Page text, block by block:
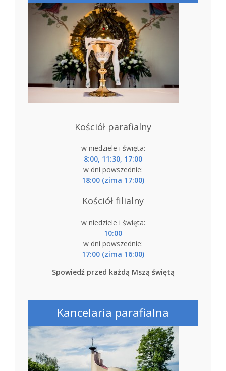
Kościół parafialny
w niedziele i święta:
8:00, 11:30, 17:00
w dni powszednie:
18:00 (zima 17:00)
Kościół filialny
w niedziele i święta:
10:00
w dni powszednie:
17:00 (zima 16:00)
Spowiedź przed każdą Mszą świętą
Kancelaria parafialna